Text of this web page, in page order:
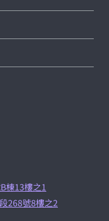
棟13樓之1
268號8樓之2